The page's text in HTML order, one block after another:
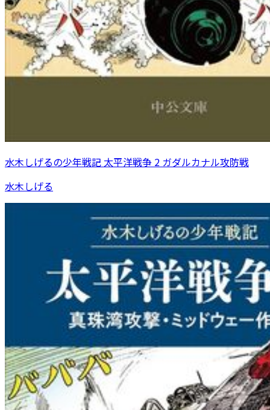
水木しげるの少年戦記 太平洋戦争 2 ガダルカナル攻防戦
水木しげる